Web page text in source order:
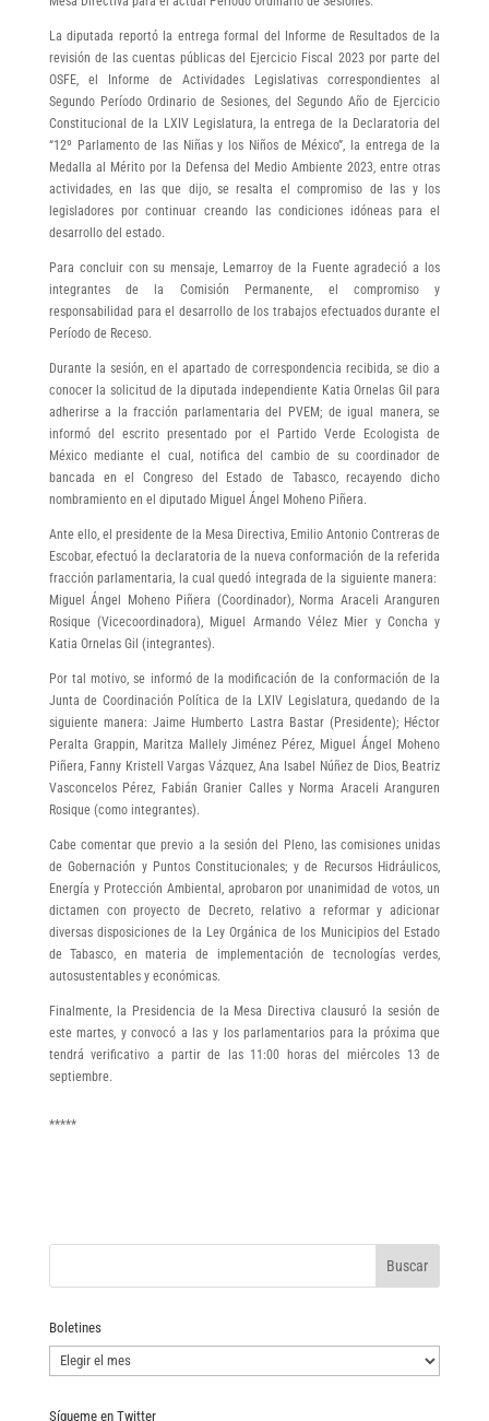
La diputada reportó la entrega formal del Informe de Resultados de la
revisión de las cuentas públicas del Ejercicio Fiscal 2023 por parte del
OSFE, el Informe de Actividades Legislativas correspondientes al
Segundo Período Ordinario de Sesiones, del Segundo Año de Ejercicio
Constitucional de la LXIV Legislatura, la entrega de la Declaratoria del
“12º Parlamento de las Niñas y los Niños de México”, la entrega de la
Medalla al Mérito por la Defensa del Medio Ambiente 2023, entre otras
actividades, en las que dijo, se resalta el compromiso de las y los
legisladores por continuar creando las condiciones idóneas para el
desarrollo del estado.
Para concluir con su mensaje, Lemarroy de la Fuente agradeció a los
integrantes de la Comisión Permanente, el compromiso y
responsabilidad para el desarrollo de los trabajos efectuados durante el
Período de Receso.
Durante la sesión, en el apartado de correspondencia recibida, se dio a
conocer la solicitud de la diputada independiente Katia Ornelas Gil para
adherirse a la fracción parlamentaria del PVEM; de igual manera, se
informó del escrito presentado por el Partido Verde Ecologista de
México mediante el cual, notifica del cambio de su coordinador de
bancada en el Congreso del Estado de Tabasco, recayendo dicho
nombramiento en el diputado Miguel Ángel Moheno Piñera.
Ante ello, el presidente de la Mesa Directiva, Emilio Antonio Contreras de
Escobar, efectuó la declaratoria de la nueva conformación de la referida
fracción parlamentaria, la cual quedó integrada de la siguiente manera:
Miguel Ángel Moheno Piñera (Coordinador), Norma Araceli Aranguren
Rosique (Vicecoordinadora), Miguel Armando Vélez Mier y Concha y
Katia Ornelas Gil (integrantes).
Por tal motivo, se informó de la modificación de la conformación de la
Junta de Coordinación Política de la LXIV Legislatura, quedando de la
siguiente manera: Jaime Humberto Lastra Bastar (Presidente); Héctor
Peralta Grappin, Maritza Mallely Jiménez Pérez, Miguel Ángel Moheno
Piñera, Fanny Kristell Vargas Vázquez, Ana Isabel Núñez de Dios, Beatriz
Vasconcelos Pérez, Fabián Granier Calles y Norma Araceli Aranguren
Rosique (como integrantes).
Cabe comentar que previo a la sesión del Pleno, las comisiones unidas
de Gobernación y Puntos Constitucionales; y de Recursos Hidráulicos,
Energía y Protección Ambiental, aprobaron por unanimidad de votos, un
dictamen con proyecto de Decreto, relativo a reformar y adicionar
diversas disposiciones de la Ley Orgánica de los Municipios del Estado
de Tabasco, en materia de implementación de tecnologías verdes,
autosustentables y económicas.
Finalmente, la Presidencia de la Mesa Directiva clausuró la sesión de
este martes, y convocó a las y los parlamentarios para la próxima que
tendrá verificativo a partir de las 11:00 horas del miércoles 13 de
septiembre.
*****
Boletines
Boletines
Sígueme en Twitter